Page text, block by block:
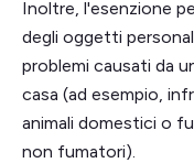
Inoltre, l'esenzione
degli oggetti
problemi causati da
casa (ad esempio,
animali domestici o
non fumatori).